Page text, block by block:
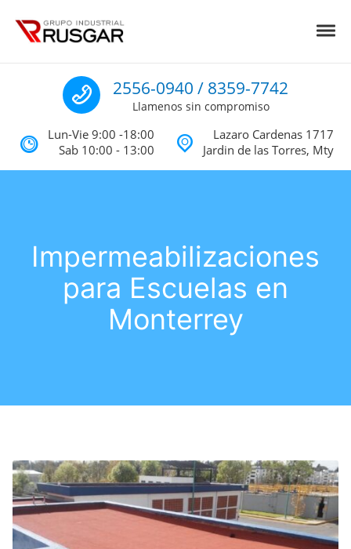
Impermeabilizantes y Aislantes
Llamenos
2556-0940 / 8359-7742
Llamenos sin compromiso
Lun-Vie 9:00 -18:00
Sab 10:00 - 13:00
Lazaro Cardenas 1717
Jardin de las Torres, Mty
Impermeabilizaciones
para Escuelas en
Monterrey